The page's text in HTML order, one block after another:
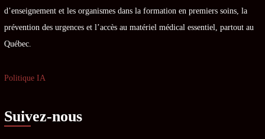
d’enseignement et les organismes dans la formation en premiers soins, la
prévention des urgences et l’accès au matériel médical essentiel, partout au
Québec.
Politique IA
Suivez-nous